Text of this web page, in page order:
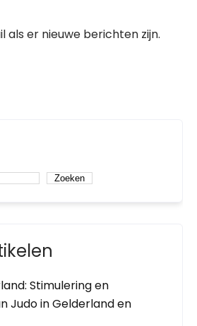
als er nieuwe berichten zijn.
Zoeken
Stimulering en
Judo in Gelderland en